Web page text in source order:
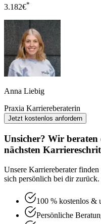
3.182€*
Anna Liebig
Praxia Karriereberaterin
Jetzt kostenlos anfordern
Unsicher? Wir beraten
nächsten
Unsere Karriereberater
sich persönlich bei dir zurück.
100 % kostenlos &
Persönliche